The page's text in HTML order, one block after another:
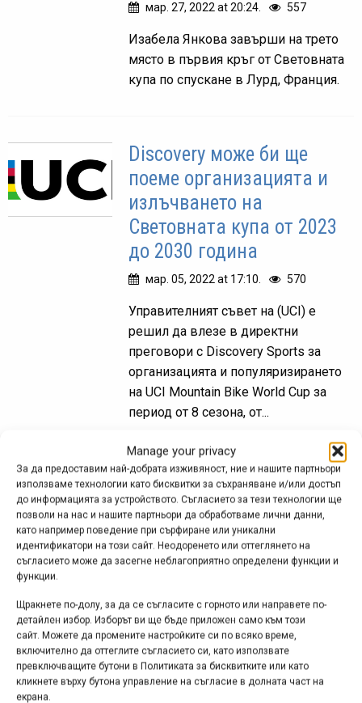
Manage your privacy
За да предоставим най-добрата изживяност, ние и нашите партньори
използваме технологии като бисквитки за съхраняване и/или достъп
до информацията за устройството. Съгласието за тези технологии ще
позволи на нас и нашите партньори да обработваме лични данни,
като например поведение при сърфиране или уникални
идентификатори на този сайт. Неодоренето или оттеглянето на
съгласието може да засегне неблагоприятно определени функции и
функции.
Щракнете по-долу, за да се съгласите с горното или направете по-
детайлен избор. Изборът ви ще бъде приложен само към този
сайт. Можете да промените настройките си по всяко време,
включително да оттеглите съгласието си, като използвате
превключващите бутони в Политиката за бисквитките или като
кликнете върху бутона управление на съгласие в долната част на
екрана.
мар. 27, 2022 at 20:24. 557
Изабела Янкова завърши на трето
място в първия кръг от Световната
купа по спускане в Лурд, Франция.
Discovery може би ще
поеме организацията и
излъчването на
Световната купа от 2023
до 2030 година
мар. 05, 2022 at 17:10. 570
Управителният съвет на (UCI) е
решил да влезе в директни
преговори с Discovery Sports за
организацията и популяризирането
на UCI Mountain Bike World Cup за
период от 8 сезона, от...
Отбори и състезатели
2022
фев. 20, 2022 at 09:54.
Състезателният сезон скоро отново
добър повод да споделя набързо
някои от промените в
международните отбори и
спонсорства за 2022 г.